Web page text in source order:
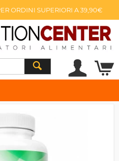
ORDINI SUPERIORI A 39,90€